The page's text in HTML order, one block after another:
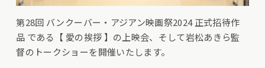
第28回 バンクーバー・アジアン映画祭2024 正式招待作
品 である【 愛の挨拶 】の上映会、そして岩松あきら監
督のトークショーを開催いたします。